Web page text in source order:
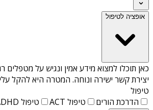
אופציה לטיפול
כאן תוכלו למצוא מידע אמין ונגיש על מטפלים
יצירת קשר ישירה ונוחה. המטרה היא להקל
טיפול
הדרכת הורים
טיפול ACT טיפול ADHD